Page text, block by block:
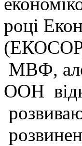
році
МВФ, але
ООН